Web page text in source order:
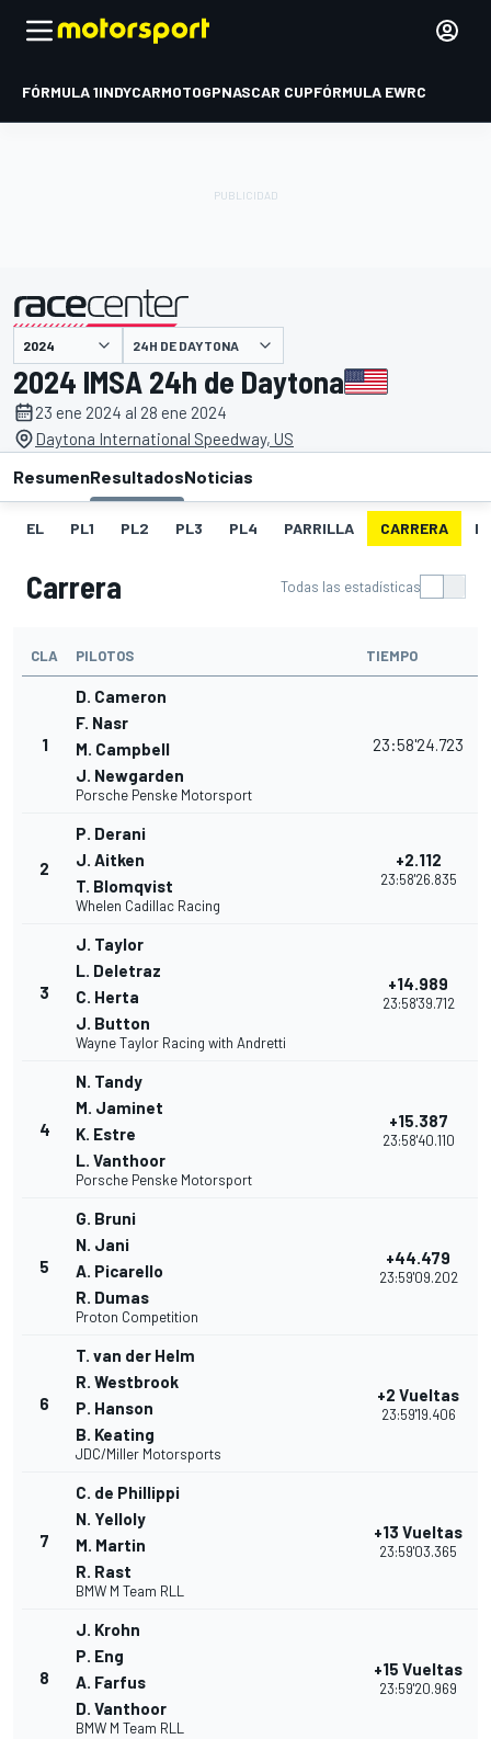
FÓRMULA 1INDYCARMOTOGPNASCAR CUPFÓRMULA EWRC
presentado por 24H DE DAYTONA
2024 IMSA 24h de Daytona
23 ene 2024 al 28 ene 2024
Daytona International Speedway, US
ResumenResultadosNoticias
EL PL1 PL2 PL3 PL4 PARRILLA CARRERA FL
Carrera Todas las estadísticas
CLA PILOTOS TIEMPO
1
D. Cameron
F. Nasr
M. Campbell
J. Newgarden
Porsche Penske Motorsport
23:58'24.723
2
P. Derani
J. Aitken
T. Blomqvist
Whelen Cadillac Racing
+2.112
23:58'26.835
3
J. Taylor
L. Deletraz
C. Herta
J. Button
Wayne Taylor Racing with Andretti
+14.989
23:58'39.712
4
N. Tandy
M. Jaminet
K. Estre
L. Vanthoor
Porsche Penske Motorsport
+15.387
23:58'40.110
5
G. Bruni
N. Jani
A. Picarello
R. Dumas
Proton Competition
+44.479
23:59'09.202
6
T. van der Helm
R. Westbrook
P. Hanson
B. Keating
JDC/Miller Motorsports
+2 Vueltas
23:59'19.406
7
C. de Phillippi
N. Yelloly
M. Martin
R. Rast
BMW M Team RLL
+13 Vueltas
23:59'03.365
8
J. Krohn
P. Eng
A. Farfus
D. Vanthoor
BMW M Team RLL
+15 Vueltas
23:59'20.969